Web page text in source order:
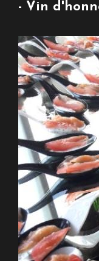
- Vin